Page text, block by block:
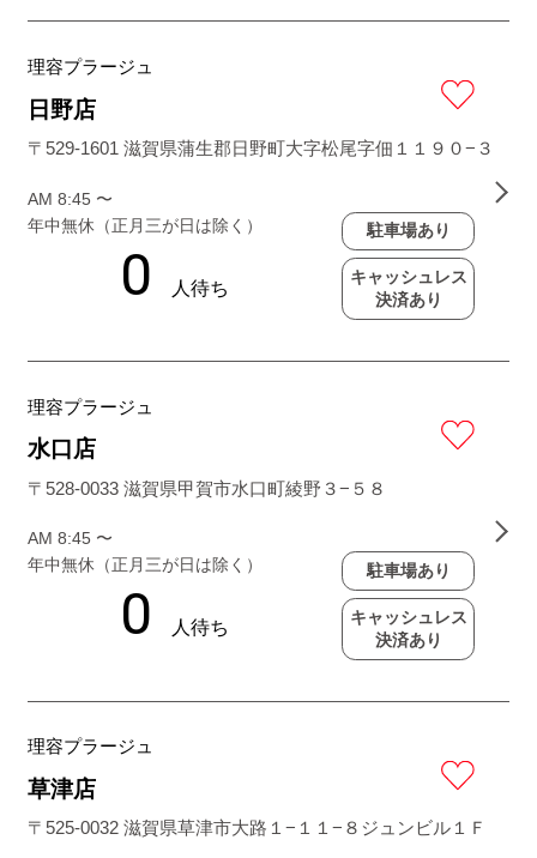
理容プラージュ
日野店
〒529-1601 滋賀県蒲生郡日野町大字松尾字佃１１９０−３
AM 8:45 〜
年中無休（正月三が日は除く）
駐車場あり
キャッシュレス
決済あり
理容プラージュ
水口店
〒528-0033 滋賀県甲賀市水口町綾野３−５８
AM 8:45 〜
年中無休（正月三が日は除く）
駐車場あり
キャッシュレス
決済あり
理容プラージュ
草津店
〒525-0032 滋賀県草津市大路１−１１−８ジュンビル１Ｆ